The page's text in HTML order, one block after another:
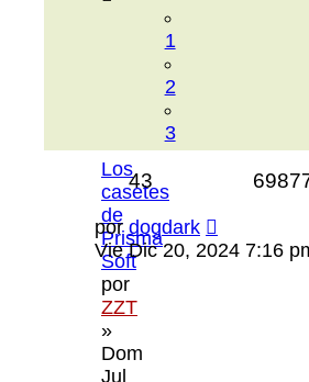
1
2
3
Los
casetes
de
Prisma
Soft
por
ZZT
»
Dom
Jul
43
por dogdark
Vie Dic 20, 2024 7:16